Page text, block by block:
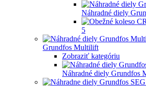
Náhradné diely
5
Grundfos Multilift
Zobraziť kategóriu
Náhradné diely Grundfos